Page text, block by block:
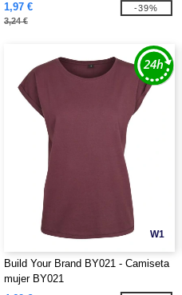
1,97 €
3,24 €
-39%
W1
Build Your Brand BY021 - Camiseta
mujer BY021